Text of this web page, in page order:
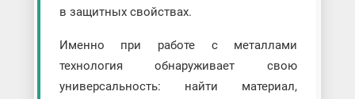
в защитных свойствах.
Именно при работе с металлами
технология обнаруживает свою
универсальность: найти материал,